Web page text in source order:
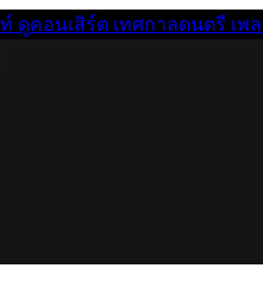
คอนเสิร์ต เทศกาลดนตรี เพลง